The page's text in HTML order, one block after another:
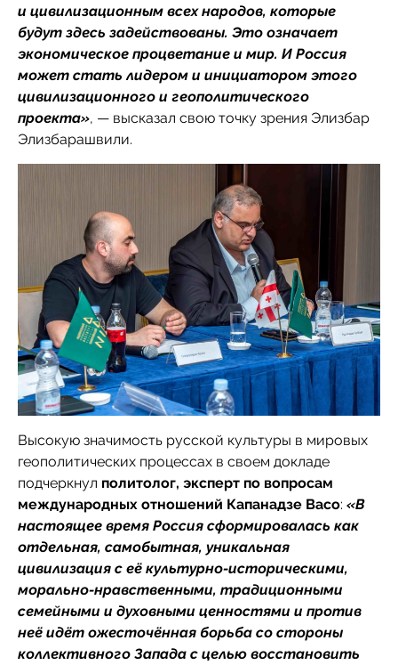
и цивилизационным всех народов, которые
будут здесь задействованы. Это означает
экономическое процветание и мир. И Россия
может стать лидером и инициатором этого
цивилизационного и геополитического
проекта», — высказал свою точку зрения Элизбар
Элизбарашвили.
Высокую значимость русской культуры в мировых
геополитических процессах в своем докладе
подчеркнул политолог, эксперт по вопросам
международных отношений Капанадзе Васо: «В
настоящее время Россия сформировалась как
отдельная, самобытная, уникальная
цивилизация с её культурно-историческими,
морально-нравственными, традиционными
семейными и духовными ценностями и против
неё идёт ожесточённая борьба со стороны
коллективного Запада с целью восстановить